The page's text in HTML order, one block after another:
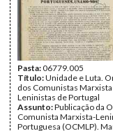
Pasta:06779.005
Título:Unidade e Luta.
dos Comunistas
Leninistas de Portugal
Assunto:Publicação da
Comunista Marxista-
Portuguesa (OCMLP).